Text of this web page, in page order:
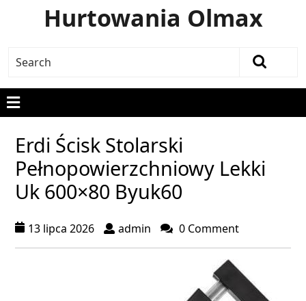
Hurtowania Olmax
Erdi Ścisk Stolarski
Pełnopowierzchniowy Lekki
Uk 600×80 Byuk60
13 lipca 2026 admin 0 Comment